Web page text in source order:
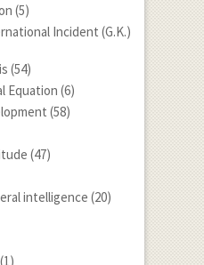
(5)
Incident (G.K.)
(54)
Equation (6)
(58)
(47)
intelligence (20)
(1)